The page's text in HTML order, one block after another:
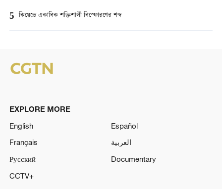
5 কিয়েভে একাধিক শক্তিশালী বিস্ফোরণের শব্দ
EXPLORE MORE
English
Español
Français
العربية
Русский
Documentary
CCTV+